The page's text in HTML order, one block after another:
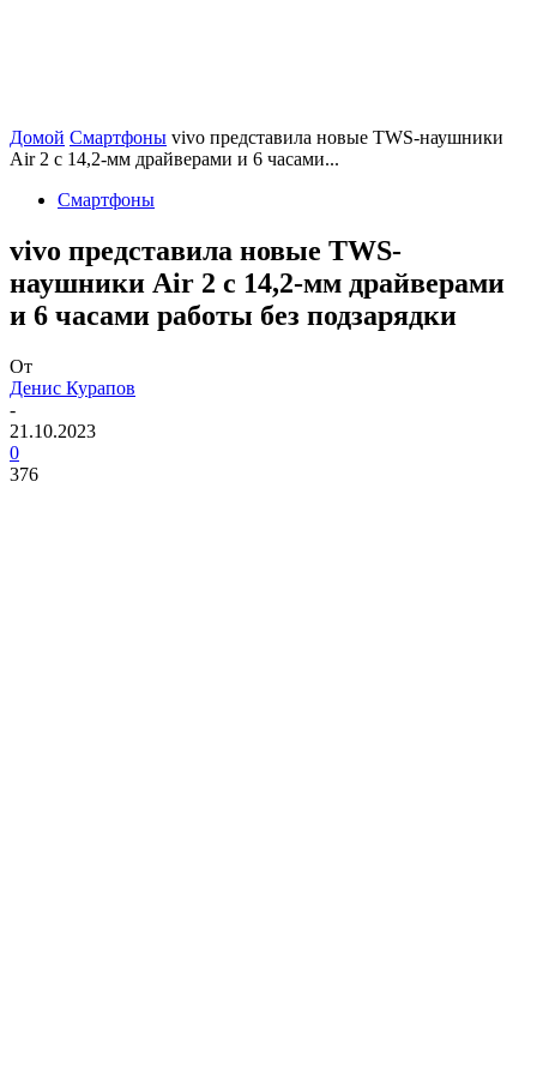
Домой Смартфоны vivo представила новые TWS-наушники
Air 2 с 14,2-мм драйверами и 6 часами...
Смартфоны
vivo представила новые TWS-
наушники Air 2 с 14,2-мм драйверами
и 6 часами работы без подзарядки
От
Денис Курапов
-
21.10.2023
0
376